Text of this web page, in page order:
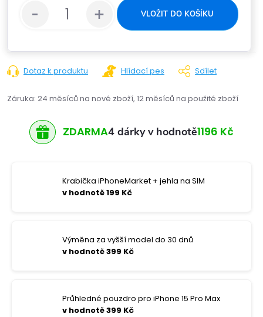
VLOŽIT DO KOŠÍKU
Dotaz k produktu Hlídací pes Sdílet
Záruka: 24 měsíců na nové zboží, 12 měsíců na použité zboží
ZDARMA4 dárky v hodnotě1196 Kč
Krabička iPhoneMarket + jehla na SIM
v hodnotě 199 Kč
Výměna za vyšší model do 30 dnů
v hodnotě 399 Kč
Průhledné pouzdro pro iPhone 15 Pro Max
v hodnotě 399 Kč